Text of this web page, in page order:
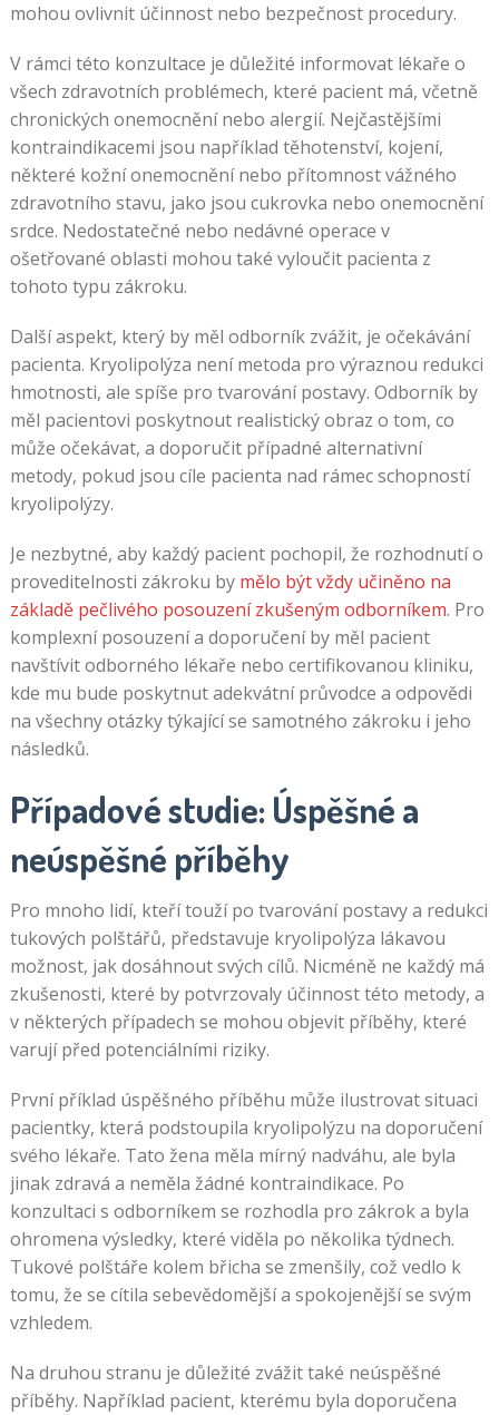
mohou ovlivnit účinnost nebo bezpečnost procedury.
V rámci této konzultace je důležité informovat lékaře o
všech zdravotních problémech, které pacient má, včetně
chronických onemocnění nebo alergií. Nejčastějšími
kontraindikacemi jsou například těhotenství, kojení,
některé kožní onemocnění nebo přítomnost vážného
zdravotního stavu, jako jsou cukrovka nebo onemocnění
srdce. Nedostatečné nebo nedávné operace v
ošetřované oblasti mohou také vyloučit pacienta z
tohoto typu zákroku.
Další aspekt, který by měl odborník zvážit, je očekávání
pacienta. Kryolipolýza není metoda pro výraznou redukci
hmotnosti, ale spíše pro tvarování postavy. Odborník by
měl pacientovi poskytnout realistický obraz o tom, co
může očekávat, a doporučit případné alternativní
metody, pokud jsou cíle pacienta nad rámec schopností
kryolipolýzy.
Je nezbytné, aby každý pacient pochopil, že rozhodnutí o
proveditelnosti zákroku by mělo být vždy učiněno na
základě pečlivého posouzení zkušeným odborníkem. Pro
komplexní posouzení a doporučení by měl pacient
navštívit odborného lékaře nebo certifikovanou kliniku,
kde mu bude poskytnut adekvátní průvodce a odpovědi
na všechny otázky týkající se samotného zákroku i jeho
následků.
Případové studie: Úspěšné a
neúspěšné příběhy
Pro mnoho lidí, kteří touží po tvarování postavy a redukci
tukových polštářů, představuje kryolipolýza lákavou
možnost, jak dosáhnout svých cílů. Nicméně ne každý má
zkušenosti, které by potvrzovaly účinnost této metody, a
v některých případech se mohou objevit příběhy, které
varují před potenciálními riziky.
První příklad úspěšného příběhu může ilustrovat situaci
pacientky, která podstoupila kryolipolýzu na doporučení
svého lékaře. Tato žena měla mírný nadváhu, ale byla
jinak zdravá a neměla žádné kontraindikace. Po
konzultaci s odborníkem se rozhodla pro zákrok a byla
ohromena výsledky, které viděla po několika týdnech.
Tukové polštáře kolem břicha se zmenšily, což vedlo k
tomu, že se cítila sebevědomější a spokojenější se svým
vzhledem.
Na druhou stranu je důležité zvážit také neúspěšné
příběhy. Například pacient, kterému byla doporučena